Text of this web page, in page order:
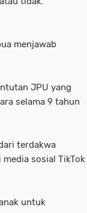
menjawab
JPU yang
selama 9 tahun
terdakwa
sosial TikTok
untuk